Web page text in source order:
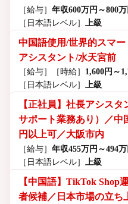
［給与］ 年収600万円～800万
［日本語レベル］
上級
中国語使用/世界的スマ
アシスタント/水天宮前
［給与］ ［時給］ 1,600円～
［日本語レベル］ 上級
【正社員】社長アシス
サポート業務あり）／中
円以上可／大阪市内
［給与］ 年収455万円～494万
［日本語レベル］
上級
【中国語】TikTok Shop
者候補／日本市場の立ち